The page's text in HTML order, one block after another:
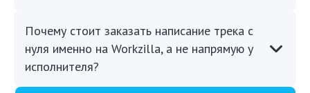
Почему стоит заказать написание трека с
нуля именно на Workzilla, а не напрямую у
исполнителя?